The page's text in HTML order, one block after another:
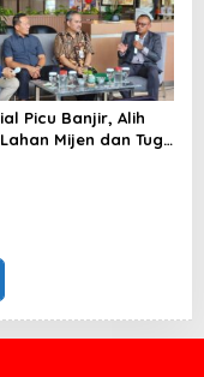
Picu Banjir, Alih
Mijen dan Tugu